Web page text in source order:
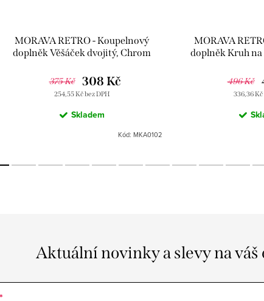
MORAVA RETRO - Koupelnový
doplněk Věšáček dvojitý, Chrom
375 Kč
254,55 Kč bez DPH
308 Kč
Skladem
Kód: MKA0102
MORAVA
doplněk Kruh
496 Kč
336,36 Kč
Aktuální novinky a slevy na váš